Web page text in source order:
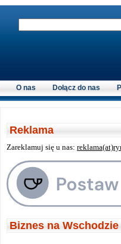
Dołącz do nas
O nas
Reklama
Zareklamuj się u nas:
Biznes na Wschodzie